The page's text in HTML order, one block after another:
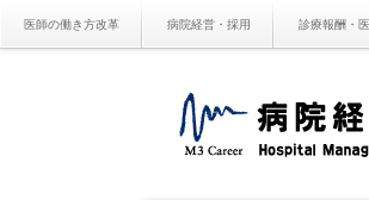
医師の働き方改革 病院経営・採用 診療報酬・